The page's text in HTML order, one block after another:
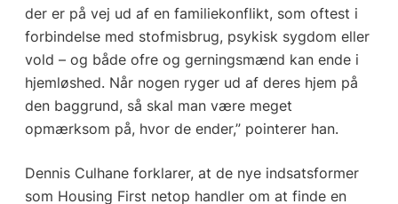
der er på vej ud af en familiekonflikt, som oftest i
forbindelse med stofmisbrug, psykisk sygdom eller
vold – og både ofre og gerningsmænd kan ende i
hjemløshed. Når nogen ryger ud af deres hjem på
den baggrund, så skal man være meget
opmærksom på, hvor de ender,” pointerer han.
Dennis Culhane forklarer, at de nye indsatsformer
som Housing First netop handler om at finde en